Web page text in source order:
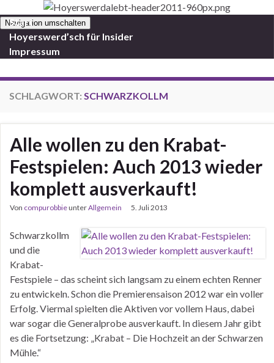
Navigation umschalten
Start
Hoyerswerd’sch für Insider
Impressum
SCHLAGWORT: SCHWARZKOLLM
Alle wollen zu den Krabat-
Festspielen: Auch 2013 wieder
komplett ausverkauft!
Von compurobbieunterAllgemein 5. Juli 2013
Schwarzkollm
und die
Krabat-
Festspiele – das scheint sich langsam zu einem echten Renner
zu entwickeln. Schon die Premierensaison 2012 war ein voller
Erfolg. Viermal spielten die Aktiven vor vollem Haus, dabei
war sogar die Generalprobe ausverkauft. In diesem Jahr gibt
es die Fortsetzung: „Krabat – Die Hochzeit an der Schwarzen
Mühle.“